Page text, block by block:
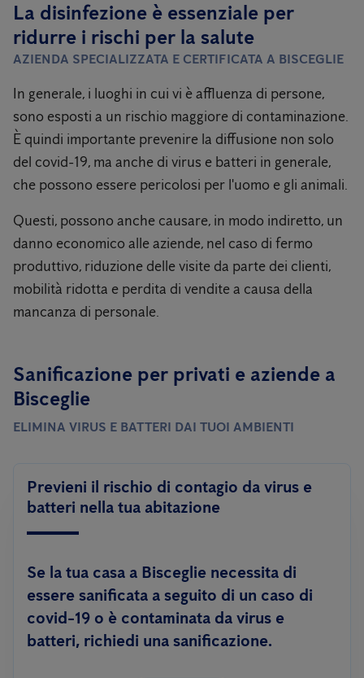
La disinfezione è essenziale per
ridurre i rischi per la salute
AZIENDA SPECIALIZZATA E CERTIFICATA A BISCEGLIE
In generale, i luoghi in cui vi è affluenza di persone,
sono esposti a un rischio maggiore di contaminazione.
È quindi importante prevenire la diffusione non solo
del covid-19, ma anche di virus e batteri in generale,
che possono essere pericolosi per l'uomo e gli animali.
Questi, possono anche causare, in modo indiretto, un
danno economico alle aziende, nel caso di fermo
produttivo, riduzione delle visite da parte dei clienti,
mobilità ridotta e perdita di vendite a causa della
mancanza di personale.
Sanificazione per privati ​​e aziende a
Bisceglie
ELIMINA VIRUS E BATTERI DAI TUOI AMBIENTI
Previeni il rischio di contagio da virus e
batteri nella tua abitazione
Se la tua casa a Bisceglie necessita di
essere sanificata a seguito di un caso di
covid-19 o è contaminata da virus e
batteri, richiedi una sanificazione.